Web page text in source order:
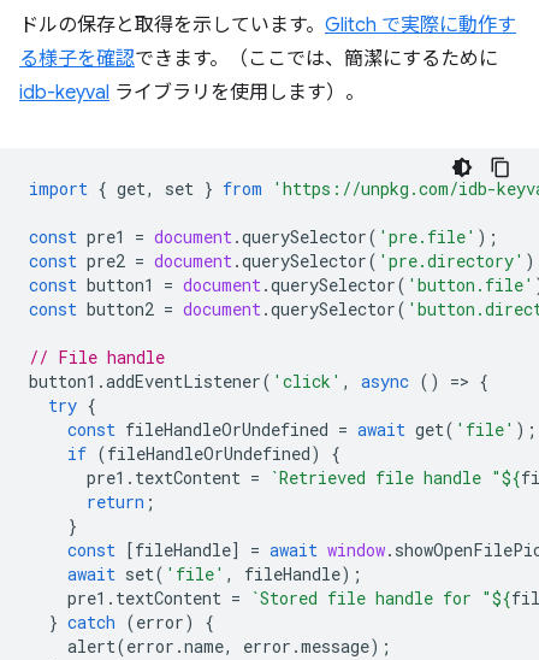
ドルの保存と取得を示しています。 Glitch で実際に動作す
る様子を確認できます。（ここでは、簡潔にするために
idb-keyval ライブラリを使用します）。
import { get, set } from 'https://unpkg.com/idb-
const pre1 = document.querySelector( 'pre.file' );
const pre2 = document.querySelector( 'pre.directory'
const button1 = document.querySelector( 'button.file'
const button2 = document.querySelector(
// File handle
button1 .addEventListener( 'click' , async () => {
try {
const fileHandleOrUndefined = await get( 'file' );
if (fileHandleOrUndefined)
{
pre1 . textContent = `Retrieved file handle "${
return ;
}
const [fileHandle] = await window.
await set( 'file' , fileHandle);
pre1 . textContent = `Stored file handle for "${
} catch (error)
{
alert(error .name, error .message);